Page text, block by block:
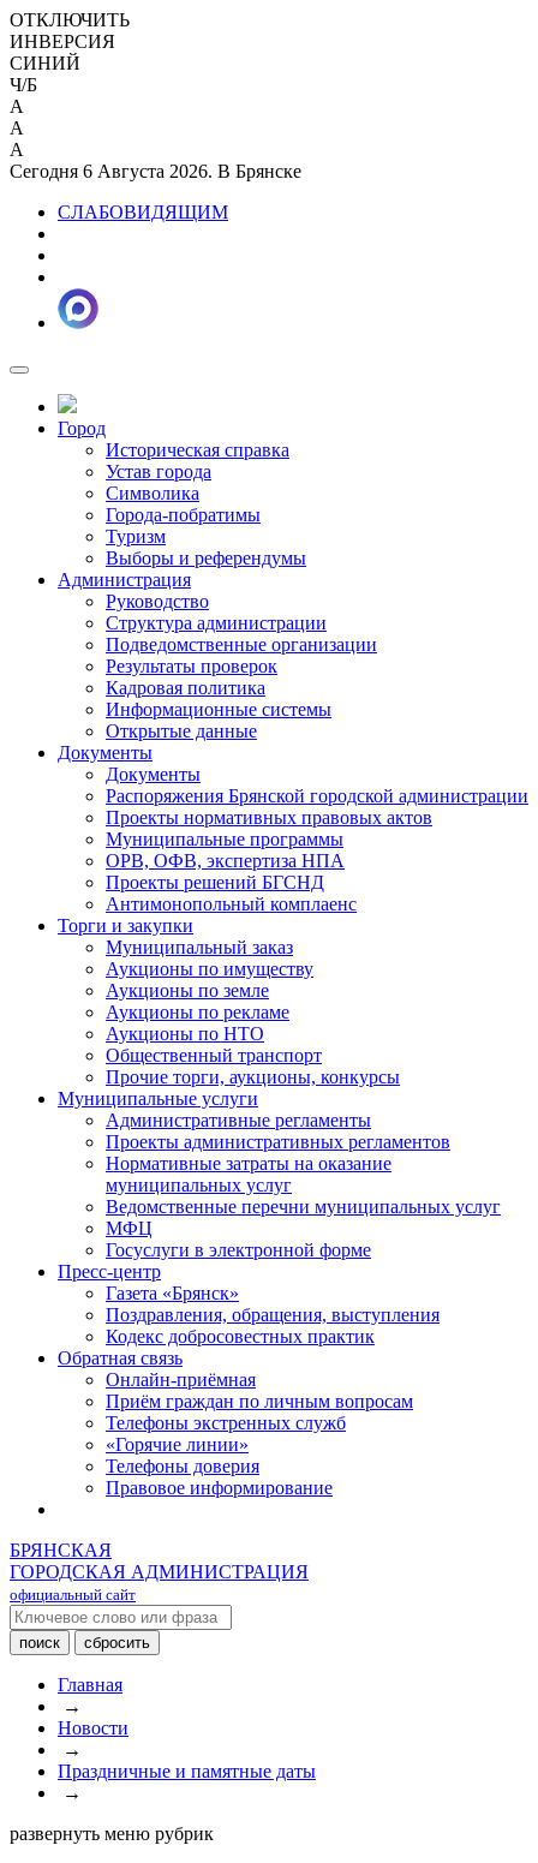
ОТКЛЮЧИТЬ
ИНВЕРСИЯ
СИНИЙ
Ч/Б
A
A
A
Сегодня 6 Августа 2026. В Брянске
СЛАБОВИДЯЩИМ
Город
Историческая справка
Устав города
Символика
Города-побратимы
Туризм
Выборы и референдумы
Администрация
Руководство
Структура администрации
Подведомственные организации
Результаты проверок
Кадровая политика
Информационные системы
Открытые данные
Документы
Документы
Распоряжения Брянской городской администрации
Проекты нормативных правовых актов
Муниципальные программы
ОРВ, ОФВ, экспертиза НПА
Проекты решений БГСНД
Антимонопольный комплаенс
Торги и закупки
Муниципальный заказ
Аукционы по имуществу
Аукционы по земле
Аукционы по рекламе
Аукционы по НТО
Общественный транспорт
Прочие торги, аукционы, конкурсы
Муниципальные услуги
Административные регламенты
Проекты административных регламентов
Нормативные затраты на оказание
муниципальных услуг
Ведомственные перечни муниципальных услуг
МФЦ
Госуслуги в электронной форме
Пресс-центр
Газета «Брянск»
Поздравления, обращения, выступления
Кодекс добросовестных практик
Обратная связь
Онлайн-приёмная
Приём граждан по личным вопросам
Телефоны экстренных служб
«Горячие линии»
Телефоны доверия
Правовое информирование
БРЯНСКАЯ
ГОРОДСКАЯ АДМИНИСТРАЦИЯ
официальный сайт
Главная
→
Новости
→
Праздничные и памятные даты
→
развернуть меню рубрик